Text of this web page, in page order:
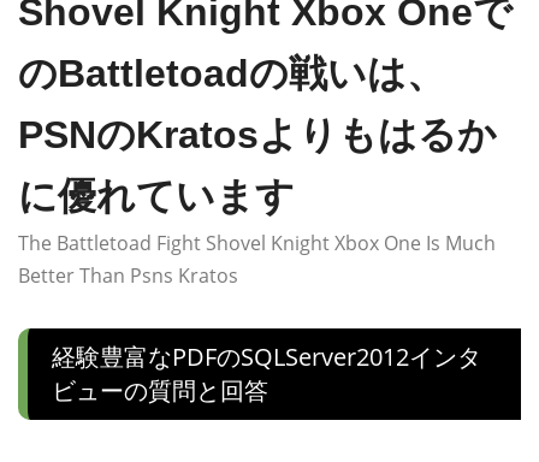
Shovel Knight Xbox Oneで
のBattletoadの戦いは、
PSNのKratosよりもはるか
に優れています
The Battletoad Fight Shovel Knight Xbox One Is Much
Better Than Psns Kratos
経験豊富なPDFのSQLServer2012インタ
ビューの質問と回答